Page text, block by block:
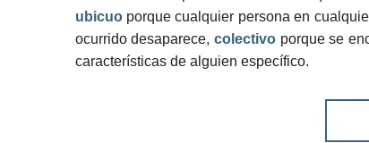
ubicuoporque cualquier persona en
ocurrido desaparece,colectivo porque se
características de alguien específico.